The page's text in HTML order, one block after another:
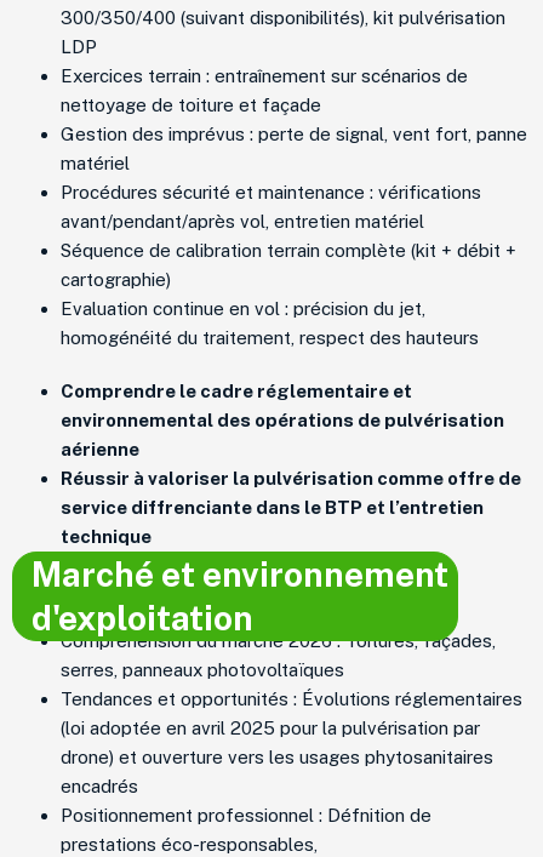
300/350/400 (suivant disponibilités), kit pulvérisation
LDP
Exercices terrain : entraînement sur scénarios de
nettoyage de toiture et façade
Gestion des imprévus : perte de signal, vent fort, panne
matériel
Procédures sécurité et maintenance : vérifications
avant/pendant/après vol, entretien matériel
Séquence de calibration terrain complète (kit + débit +
cartographie)
Evaluation continue en vol : précision du jet,
homogénéité du traitement, respect des hauteurs
Comprendre le cadre réglementaire et
environnemental des opérations de pulvérisation
aérienne
Réussir à valoriser la pulvérisation comme offre de
service diffrenciante dans le BTP et l’entretien
technique
Marché et environnement
d'exploitation
Compréhension du marché 2026 : Toitures, façades,
serres, panneaux photovoltaïques
Tendances et opportunités : Évolutions réglementaires
(loi adoptée en avril 2025 pour la pulvérisation par
drone) et ouverture vers les usages phytosanitaires
encadrés
Positionnement professionnel : Défnition de
prestations éco-responsables,